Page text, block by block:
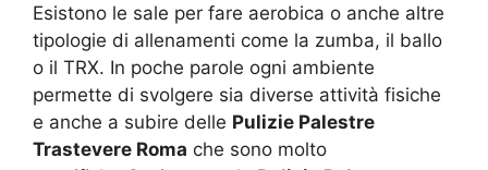
Esistono le sale per fare aerobica o anche altre
tipologie di allenamenti come la zumba, il ballo
o il TRX. In poche parole ogni ambiente
permette di svolgere sia diverse attività fisiche
e anche a subire delle Pulizie Palestre
Trastevere Roma che sono molto